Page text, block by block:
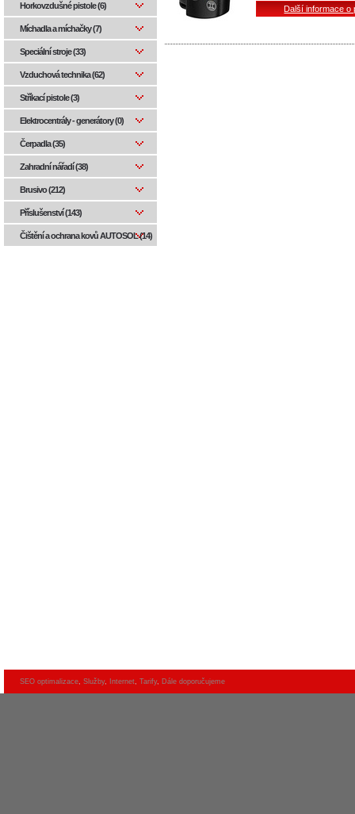
Další informace o
Horkovzdušné pistole (6)
Míchadla a míchačky (7)
Speciální stroje (33)
Vzduchová technika (62)
Stříkací pistole (3)
Elektrocentrály - generátory (0)
Čerpadla (35)
Zahradní nářadí (38)
Brusivo (212)
Příslušenství (143)
Čištění a ochrana kovů AUTOSOL (14)
SEO optimalizace, Služby, Internet, Tarify, Dále doporučujeme